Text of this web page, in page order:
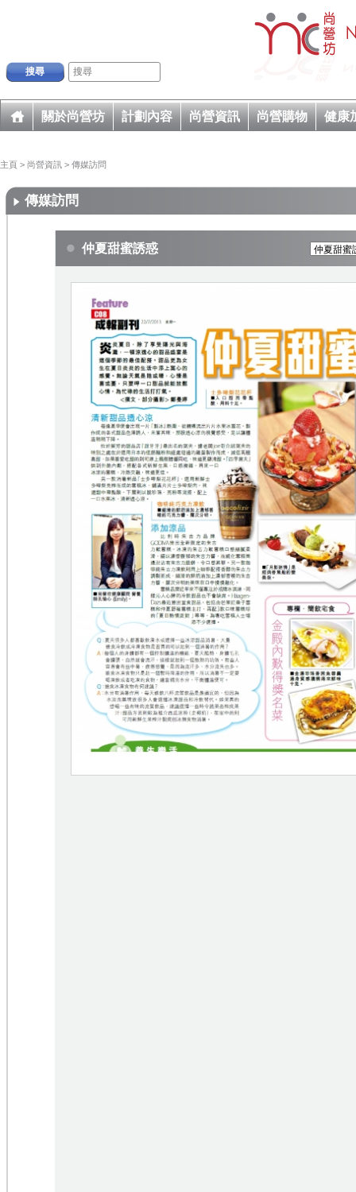
搜尋
關於尚營坊 計劃內容 尚營資訊 尚營購物 健康
主頁 > 尚營資訊 > 傳媒訪問
傳媒訪問
仲夏甜蜜誘惑